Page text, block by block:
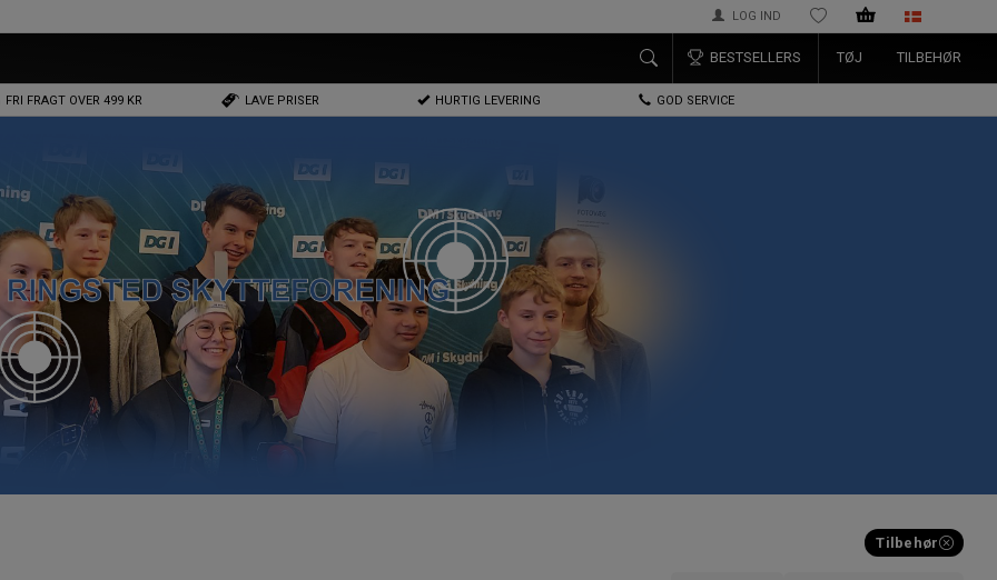
LOG IND ØNSKELISTE
BESTSELLERS TØJ TILBEHØR
FRI FRAGT OVER 499 KR LAVE PRISER HURTIG LEVERING GOD SERVICE
Tilbehør